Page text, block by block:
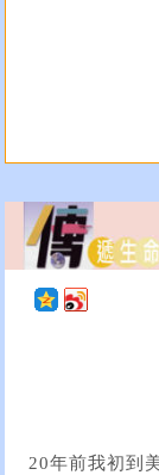
20年前我初到